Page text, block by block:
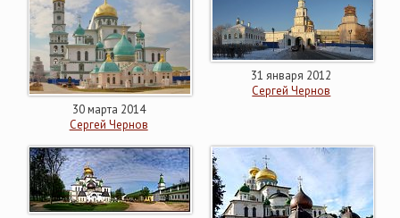
30 марта 2014
Сергей Чернов
31 января 2012
Сергей Чернов